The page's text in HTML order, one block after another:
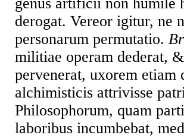
genus artificii non humile
derogat. Vereor igitur, ne
personarum permutatio.
militiae operam dederat,
pervenerat, uxorem etiam
alchimisticis attrivisse
Philosophorum, quam
laboribus incumbebat,